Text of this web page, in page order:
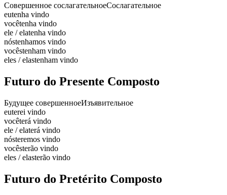
Совершенное сослагательноеСослагательное
eutenha vindo
vocêtenha vindo
ele / elatenha vindo
nóstenhamos vindo
vocêstenham vindo
eles / elastenham vindo
Futuro do Presente Composto
Будущее совершенноеИзъявительное
euterei vindo
vocêterá vindo
ele / elaterá vindo
nósteremos vindo
vocêsterão vindo
eles / elasterão vindo
Futuro do Pretérito Composto